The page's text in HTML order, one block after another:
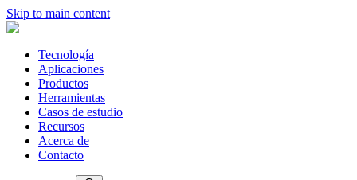
Skip to main content
Tecnología
Aplicaciones
Productos
Herramientas
Casos de estudio
Recursos
Acerca de
Contacto